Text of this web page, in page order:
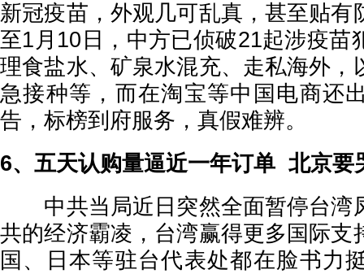
新冠疫苗，外观几可乱真，甚至贴有
至1月10日，中方已侦破21起涉疫苗
理食盐水、矿泉水混充、走私海外，
急接种等，而在淘宝等中国电商还
告，标榜到府服务，真假难辨。
6、五天认购量逼近一年订单 北京
中共当局近日突然全面暂停台湾
共的经济霸凌，台湾赢得更多国际支
国、日本等驻台代表处都在脸书力